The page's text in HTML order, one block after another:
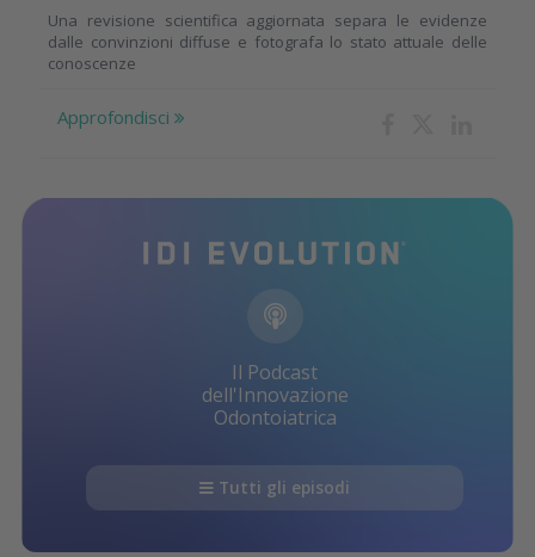
Una revisione scientifica aggiornata separa le evidenze
dalle convinzioni diffuse e fotografa lo stato attuale delle
conoscenze
Approfondisci
Il Podcast
dell'Innovazione
Odontoiatrica
Tutti gli episodi